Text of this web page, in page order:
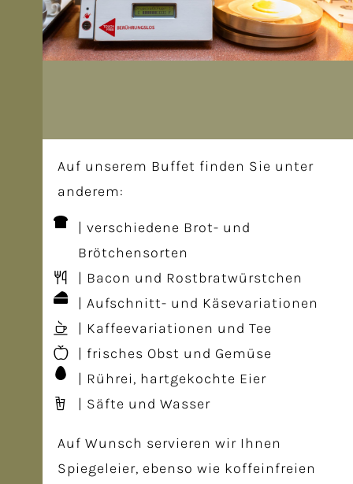
Auf unserem Buffet finden Sie unter
anderem:
| verschiedene Brot- und
Brötchensorten
| Bacon und Rostbratwürstchen
| Aufschnitt- und Käsevariationen
| Kaffeevariationen und Tee
| frisches Obst und Gemüse
| Rührei, hartgekochte Eier
| Säfte und Wasser
Auf Wunsch servieren wir Ihnen
Spiegeleier, ebenso wie koffeinfreien